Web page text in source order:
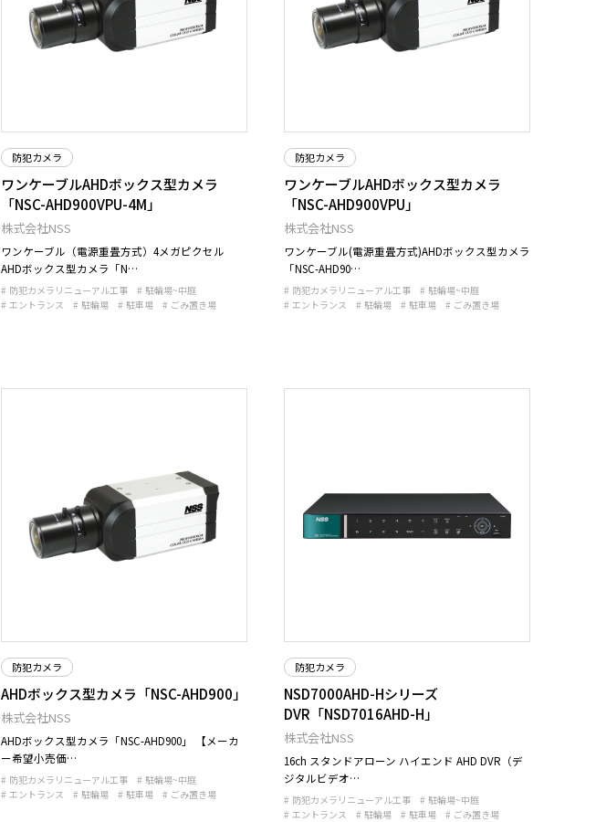
防犯カメラ
ワンケーブルAHDボックス型カメラ
「NSC-AHD900VPU-4M」
株式会社NSS
ワンケーブル（電源重畳方式）4メガピクセル
AHDボックス型カメラ「N…
防犯カメラリニューアル工事
駐輪場~中庭
エントランス
駐輪場 駐車場 ごみ置き場
防犯カメラ
ワンケーブルAHDボックス型カメラ
「NSC-AHD900VPU」
株式会社NSS
ワンケーブル(電源重畳方式)AHDボックス型カメラ
「NSC-AHD90…
防犯カメラリニューアル工事
駐輪場~中庭
エントランス
駐輪場 駐車場 ごみ置き場
防犯カメラ
AHDボックス型カメラ「NSC-AHD900」
株式会社NSS
AHDボックス型カメラ「NSC-AHD900」 【メーカ
ー希望小売価…
防犯カメラリニューアル工事
駐輪場~中庭
エントランス
駐輪場 駐車場 ごみ置き場
防犯カメラ
NSD7000AHD-Hシリーズ
DVR「NSD7016AHD-H」
株式会社NSS
16ch スタンドアローン ハイエンド AHD DVR（デ
ジタルビデオ…
防犯カメラリニューアル工事
駐輪場~中庭
エントランス
駐輪場 駐車場 ごみ置き場